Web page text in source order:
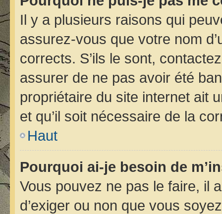
Il y a plusieurs raisons qui
assurez-vous que votre nom
corrects. S’ils le sont,
assurer de ne pas avoir été
propriétaire du site internet ait
et qu’il soit nécessaire de la
Haut
Pourquoi ai-je besoin de
Vous pouvez ne pas le faire, il
d’exiger ou non que vous